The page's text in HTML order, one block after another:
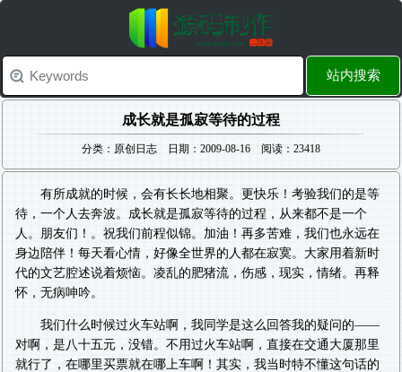
站内搜索
成长就是孤寂等待的过程
分类：原创日志 日期：2009-08-16 阅读：23418
有所成就的时候，会有长长地相聚。更快乐！考验我们的是等
待，一个人去奔波。成长就是孤寂等待的过程，从来都不是一个
人。朋友们！。祝我们前程似锦。加油！再多苦难，我们也永远在
身边陪伴！每天看心情，好像全世界的人都在寂寞。大家用着新时
代的文艺腔述说着烦恼。凌乱的肥猪流，伤感，现实，情绪。再释
怀，无病呻吟。
我们什么时候过火车站啊，我同学是这么回答我的疑问的——
对啊，是八十五元，没错。不用过火车站啊，直接在交通大厦那里
就行了，在哪里买票就在哪上车啊！其实，我当时特不懂这句话的